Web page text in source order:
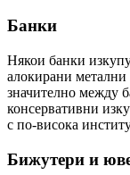
Банки
Някои банки
алокирани метални
значително между
консервативни
с по-висока
Бижутери и